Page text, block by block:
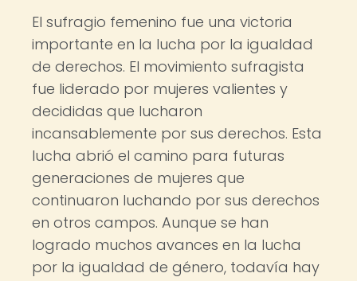
El sufragio femenino fue una victoria
importante en la lucha por la igualdad
de derechos. El movimiento sufragista
fue liderado por mujeres valientes y
decididas que lucharon
incansablemente por sus derechos. Esta
lucha abrió el camino para futuras
generaciones de mujeres que
continuaron luchando por sus derechos
en otros campos. Aunque se han
logrado muchos avances en la lucha
por la igualdad de género, todavía hay